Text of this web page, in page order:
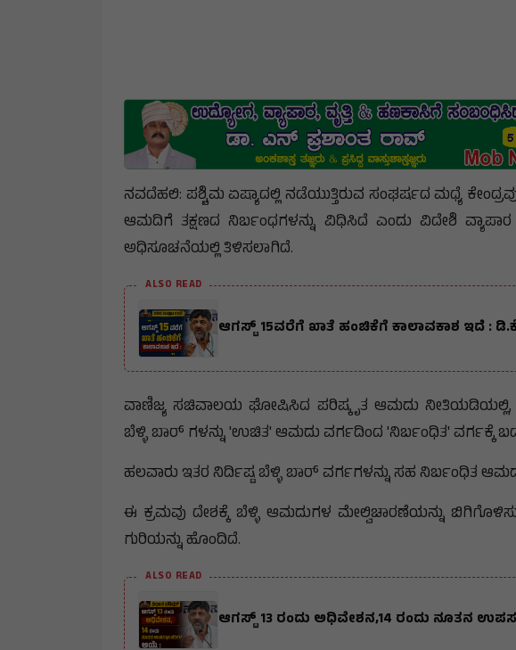
ನವದೆಹಲಿ: ಪಶ್ಚಿಮ ಏಷ್ಯಾದಲ್ಲಿ ನಡೆಯುತ್ತಿರುವ ಸಂಘರ್ಷದ ಮಧ್ಯೆ
ಆಮದಿಗೆ ತಕ್ಷಣದ ನಿರ್ಬಂಧಗಳನ್ನು ವಿಧಿಸಿದೆ ಎಂದು ವಿದೇಶಿ
ಅಧಿಸೂಚನೆಯಲ್ಲಿ ತಿಳಿಸಲಾಗಿದೆ.
ALSO READ
ಆಗಸ್ಟ್ 15ವರೆಗೆ ಖಾತೆ ಹಂಚಿಕೆಗೆ ಕಾಲಾವಕಾಶ ಇದೆ :
ವಾಣಿಜ್ಯ ಸಚಿವಾಲಯ ಘೋಷಿಸಿದ ಪರಿಷ್ಕೃತ ಆಮದು ನೀತಿಯಡಿಯಲ್ಲಿ,
ಬೆಳ್ಳಿ ಬಾರ್‌ ಗಳನ್ನು 'ಉಚಿತ' ಆಮದು ವರ್ಗದಿಂದ 'ನಿರ್ಬಂಧಿತ' ವರ್ಗಕ್ಕೆ
ಹಲವಾರು ಇತರ ನಿರ್ದಿಷ್ಟ ಬೆಳ್ಳಿ ಬಾರ್ ವರ್ಗಗಳನ್ನು ಸಹ ನಿರ್ಬಂಧಿತ
ಈ ಕ್ರಮವು ದೇಶಕ್ಕೆ ಬೆಳ್ಳಿ ಆಮದುಗಳ ಮೇಲ್ವಿಚಾರಣೆಯನ್ನು
ಗುರಿಯನ್ನು ಹೊಂದಿದೆ.
ALSO READ
ಆಗಸ್ಟ್ 13 ರಂದು ಅಧಿವೇಶನ,14 ರಂದು ನೂತನ